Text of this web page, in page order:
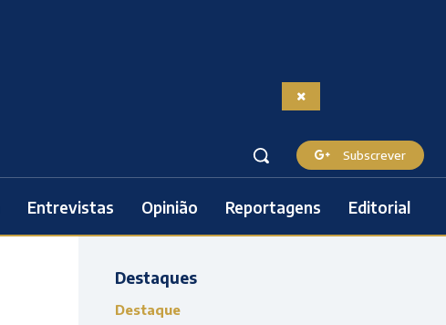
Subscrever
Entrevistas Opinião Reportagens Editorial
Destaques
Destaque